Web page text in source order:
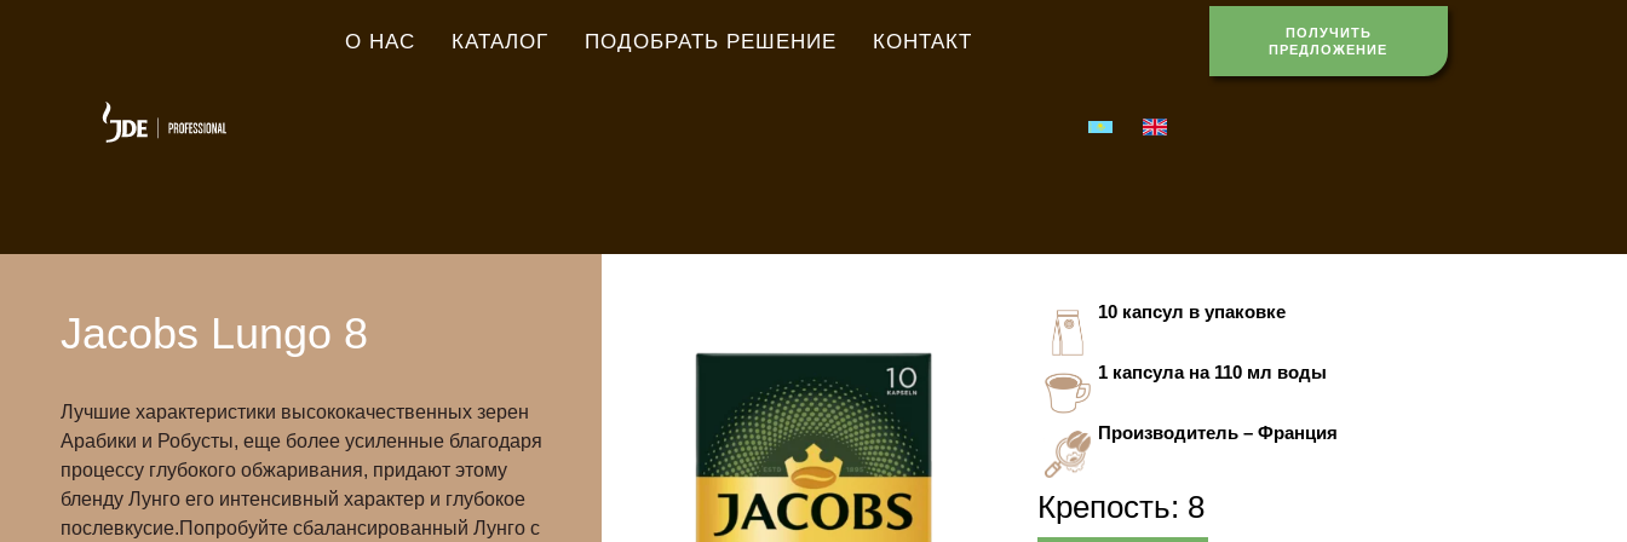
О НАС КАТАЛОГ ПОДОБРАТЬ РЕШЕНИЕ КОНТАКТ
ПОЛУЧИТЬ
ПРЕДЛОЖЕНИЕ
Jacobs Lungo 8
Лучшие характеристики высококачественных зерен
Aрабики и Робусты, еще более усиленные благодаря
процессу глубокого обжаривания, придают этому
бленду Лунго его интенсивный характер и глубокое
послевкусие.Попробуйте сбалансированный Лунго с
10 капсул в упаковке
1 капсула на 110 мл воды
Производитель – Франция
Крепость: 8